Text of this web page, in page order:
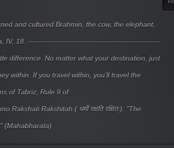
and cultured Brahmin, the cow, the elephant,
IV, 18. -----------------------------------------------------
difference. No matter what your destination, just
within. If you travel within, you’ll travel the
of Tabriz, Rule 9 of
Rakshitah ( धर्मो रक्षति रक्षितः): "The
(Mahabharata)